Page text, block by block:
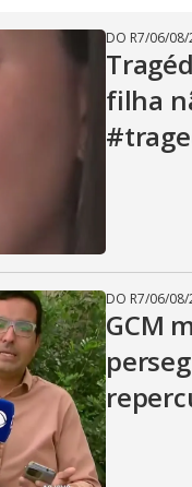
DO R7/06/
filha
DO R7/06/
GCM